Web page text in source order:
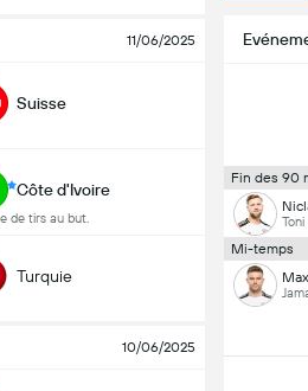
11/06/2025
Suisse
de tirs au but.
Côte d'Ivoire
Turquie
10/06/2025
Fin des 90
Toni
Mi-temps